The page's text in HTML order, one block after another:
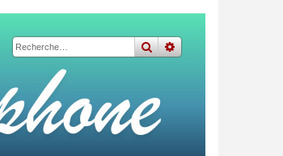
rechercher
recherche